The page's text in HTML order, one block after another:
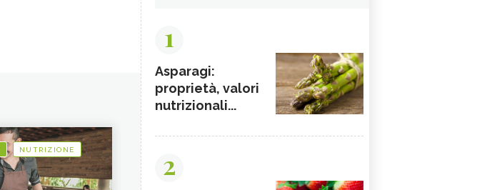
NUTRIZIONE
1
Asparagi:
proprietà, valori
nutrizionali...
2